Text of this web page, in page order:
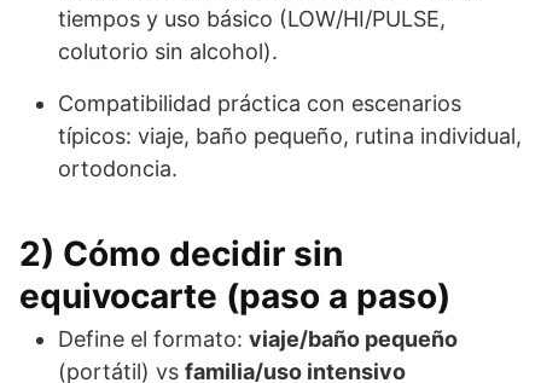
tiempos y uso básico (LOW/HI/PULSE,
colutorio sin alcohol).
Compatibilidad práctica con escenarios
típicos: viaje, baño pequeño, rutina individual,
ortodoncia.
2) Cómo decidir sin
equivocarte (paso a paso)
Define el formato: viaje/baño pequeño
(portátil) vs familia/uso intensivo